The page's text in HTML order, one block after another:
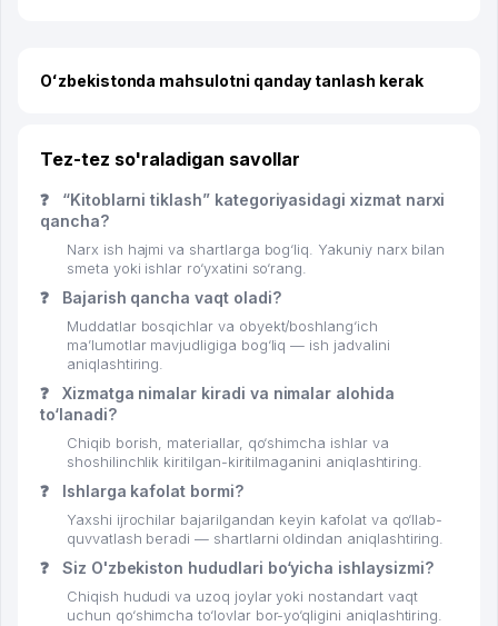
Oʻzbekistonda mahsulotni qanday tanlash kerak
Tez-tez so'raladigan savollar
❓
“Kitoblarni tiklash” kategoriyasidagi xizmat narxi
qancha?
Narx ish hajmi va shartlarga bog‘liq. Yakuniy narx bilan
smeta yoki ishlar ro‘yxatini so‘rang.
❓ Bajarish qancha vaqt oladi?
Muddatlar bosqichlar va obyekt/boshlang‘ich
ma’lumotlar mavjudligiga bog‘liq — ish jadvalini
aniqlashtiring.
❓
Xizmatga nimalar kiradi va nimalar alohida
to‘lanadi?
Chiqib borish, materiallar, qo‘shimcha ishlar va
shoshilinchlik kiritilgan-kiritilmaganini aniqlashtiring.
❓ Ishlarga kafolat bormi?
Yaxshi ijrochilar bajarilgandan keyin kafolat va qo‘llab-
quvvatlash beradi — shartlarni oldindan aniqlashtiring.
❓ Siz O'zbekiston hududlari bo‘yicha ishlaysizmi?
Chiqish hududi va uzoq joylar yoki nostandart vaqt
uchun qo‘shimcha to‘lovlar bor-yo‘qligini aniqlashtiring.